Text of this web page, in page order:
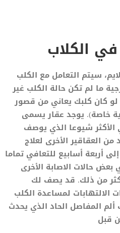
الكلاب
سيتم التعامل مع الكلب
ما لم تكن حالة الكلب غير
كان كلبك يعاني من قصور
خاصة). يوجد عقار يسمى
شيوعا الذي يوصف
العقاقير الأخرى لعلاج
أربعة أسابيع للتعافي تماما
حالات الاصابة الأخرى
من ذلك. قد يصف لك
لمساعدة الكلب
المفاصل الحاد الذي يحدث
قبل